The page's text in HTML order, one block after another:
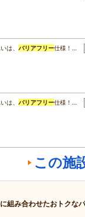
は、 バリアフリー仕様！…
は、 バリアフリー仕様！…
この施
組み合わせたおトクな